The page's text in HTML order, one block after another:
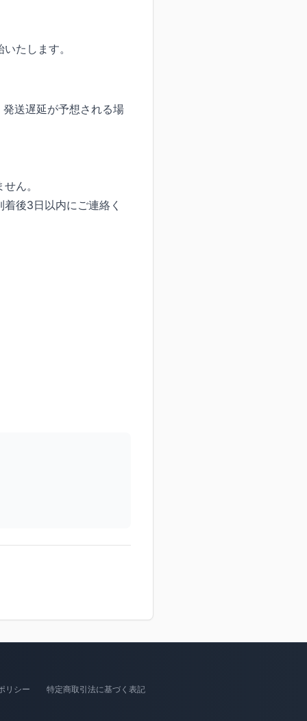
たします。
送遅延が予想される場
ん。
後3日以内にご連絡く
リシー 特定商取引法に基づく表記